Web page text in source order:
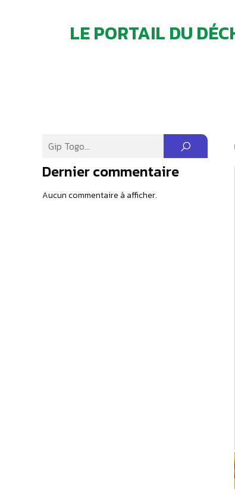
LE PORTAIL DU
Dernier commentaire
Aucun commentaire à afficher.